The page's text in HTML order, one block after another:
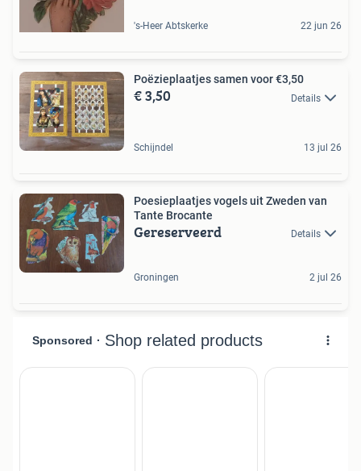
's-Heer Abtskerke 22 jun 26
Poëzieplaatjes samen voor €3,50
€ 3,50 Details
Schijndel 13 jul 26
Poesieplaatjes vogels uit Zweden van
Tante Brocante
Gereserveerd Details
Groningen 2 jul 26